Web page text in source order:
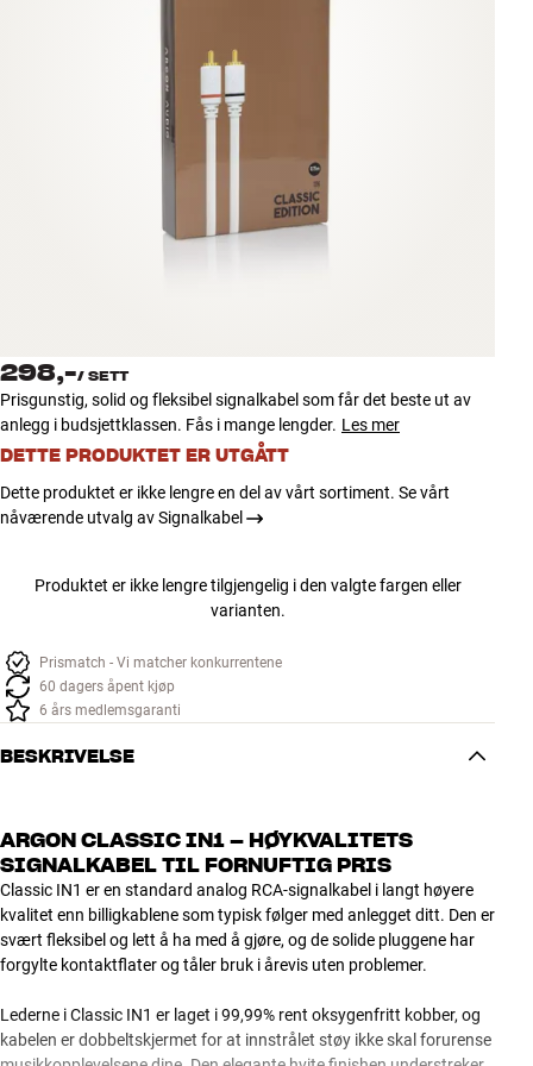
INSPIRASJON
Logg inn
Kundeservice
Bygg med lyd
298,-/ SETT
Prisgunstig, solid og fleksibel signalkabel som får det beste ut av
anlegg i budsjettklassen. Fås i mange lengder. Les mer
DETTE PRODUKTET ER UTGÅTT
Dette produktet er ikke lengre en del av vårt sortiment. Se vårt
nåværende utvalg av Signalkabel
Produktet er ikke lengre tilgjengelig i den valgte fargen eller
varianten.
Prismatch - Vi matcher konkurrentene
60 dagers åpent kjøp
6 års medlemsgaranti
BESKRIVELSE
ARGON CLASSIC IN1 – HØYKVALITETS
SIGNALKABEL TIL FORNUFTIG PRIS
Classic IN1 er en standard analog RCA-signalkabel i langt høyere
kvalitet enn billigkablene som typisk følger med anlegget ditt. Den er
svært fleksibel og lett å ha med å gjøre, og de solide pluggene har
forgylte kontaktflater og tåler bruk i årevis uten problemer.
Lederne i Classic IN1 er laget i 99,99% rent oksygenfritt kobber, og
kabelen er dobbeltskjermet for at innstrålet støy ikke skal forurense